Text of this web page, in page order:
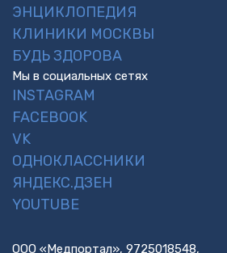
ЭНЦИКЛОПЕДИЯ
КЛИНИКИ МОСКВЫ
БУДЬ ЗДОРОВА
Мы в социальных сетях
INSTAGRAM
FACEBOOK
VK
ОДНОКЛАССНИКИ
ЯНДЕКС.ДЗЕН
YOUTUBE
ООО «Медпортал», 9725018548,